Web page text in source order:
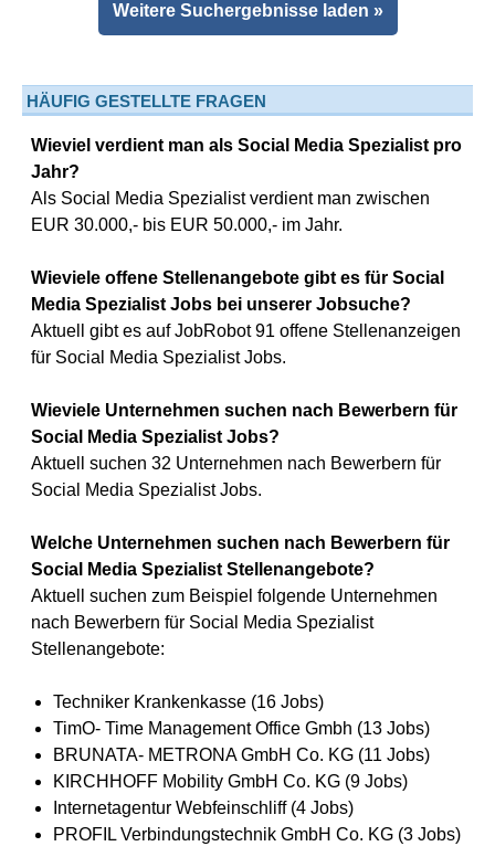
Weitere Suchergebnisse laden »
HÄUFIG GESTELLTE FRAGEN
Wieviel verdient man als Social Media Spezialist pro
Jahr?
Als Social Media Spezialist verdient man zwischen
EUR 30.000,- bis EUR 50.000,- im Jahr.
Wieviele offene Stellenangebote gibt es für Social
Media Spezialist Jobs bei unserer Jobsuche?
Aktuell gibt es auf JobRobot 91 offene Stellenanzeigen
für Social Media Spezialist Jobs.
Wieviele Unternehmen suchen nach Bewerbern für
Social Media Spezialist Jobs?
Aktuell suchen 32 Unternehmen nach Bewerbern für
Social Media Spezialist Jobs.
Welche Unternehmen suchen nach Bewerbern für
Social Media Spezialist Stellenangebote?
Aktuell suchen zum Beispiel folgende Unternehmen
nach Bewerbern für Social Media Spezialist
Stellenangebote:
Techniker Krankenkasse (16 Jobs)
TimO- Time Management Office Gmbh (13 Jobs)
BRUNATA- METRONA GmbH Co. KG (11 Jobs)
KIRCHHOFF Mobility GmbH Co. KG (9 Jobs)
Internetagentur Webfeinschliff (4 Jobs)
PROFIL Verbindungstechnik GmbH Co. KG (3 Jobs)